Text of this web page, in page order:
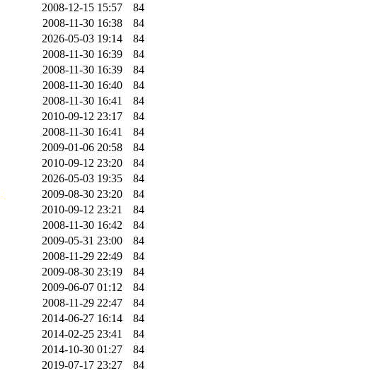
2008-12-15 15:57
84
2008-11-30 16:38
84
2026-05-03 19:14
84
2008-11-30 16:39
84
2008-11-30 16:39
84
2008-11-30 16:40
84
2008-11-30 16:41
84
2010-09-12 23:17
84
2008-11-30 16:41
84
2009-01-06 20:58
84
2010-09-12 23:20
84
2026-05-03 19:35
84
2009-08-30 23:20
84
2010-09-12 23:21
84
2008-11-30 16:42
84
2009-05-31 23:00
84
2008-11-29 22:49
84
2009-08-30 23:19
84
2009-06-07 01:12
84
2008-11-29 22:47
84
2014-06-27 16:14
84
2014-02-25 23:41
84
2014-10-30 01:27
84
2019-07-17 23:27
84